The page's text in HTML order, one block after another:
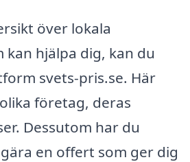
över lokala
hjälpa dig, kan du
svets-pris.se. Här
företag, deras
Dessutom har du
en offert som ger dig